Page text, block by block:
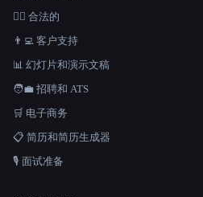
👩‍⚖️ 合法的
👨‍💻 客户支持
📊 幻灯片和演示文稿
🧑‍💼 招聘和 ATS
🛒 电子商务
📋 简历和简历生成器
🎙️ 面试准备